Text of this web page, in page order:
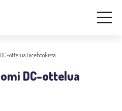
ottelua Facebookissa
DC-ottelua